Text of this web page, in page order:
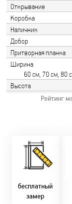
Открывание
Коробка
Наличник
Добор
Притворная планка
Ширина
60 см, 70 см, 80
Высота
Рейтинг
бесплатный
замер
Замер бесплатно!
Оперативно!
День-в-день или
на следующий!
заказать по
10-40, (Viber)